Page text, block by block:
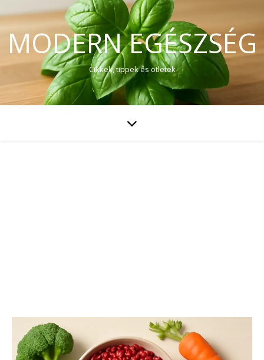
MODERN EGÉSZSÉG
Cikkek, tippek és ötletek